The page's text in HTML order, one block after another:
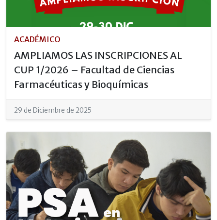
ACADÉMICO
AMPLIAMOS LAS INSCRIPCIONES AL
CUP 1/2026 – Facultad de Ciencias
Farmacéuticas y Bioquímicas
29 de Diciembre de 2025